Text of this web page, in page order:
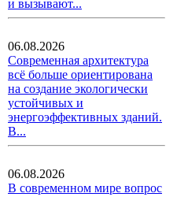
и вызывают...
06.08.2026
Современная архитектура
всё больше ориентирована
на создание экологически
устойчивых и
энергоэффективных зданий.
В...
06.08.2026
В современном мире вопрос